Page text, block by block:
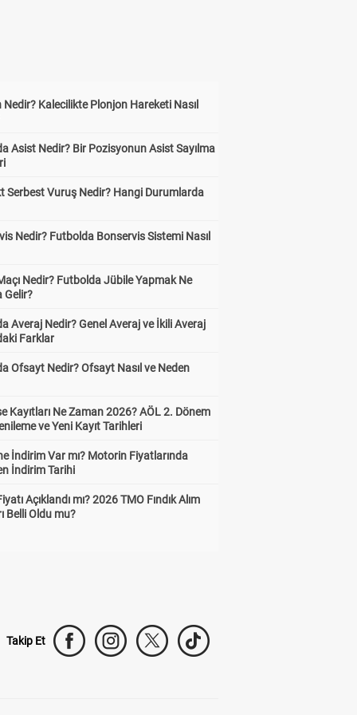
Nedir? Kalecilikte Plonjon Hareketi Nasıl
Asist Nedir? Bir Pozisyonun Asist Sayılma
Serbest Vuruş Nedir? Hangi Durumlarda
Nedir? Futbolda Bonservis Sistemi Nasıl
Nedir? Futbolda Jübile Yapmak Ne
Gelir?
Averaj Nedir? Genel Averaj ve İkili Averaj
Farklar
Ofsayt Nedir? Ofsayt Nasıl ve Neden
Kayıtları Ne Zaman 2026? AÖL 2. Dönem
ve Yeni Kayıt Tarihleri
İndirim Var mı? Motorin Fiyatlarında
İndirim Tarihi
Açıklandı mı? 2026 TMO Fındık Alım
Belli Oldu mu?
Takip Et